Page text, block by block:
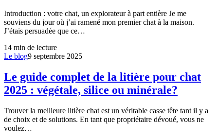
Introduction : votre chat, un explorateur à part entière Je me
souviens du jour où j’ai ramené mon premier chat à la maison.
J’étais persuadée que ce…
14 min de lecture
Le blog9 septembre 2025
Le guide complet de la litière pour chat
2025 : végétale, silice ou minérale?
Trouver la meilleure litière chat est un véritable casse tête tant il y a
de choix et de solutions. En tant que propriétaire dévoué, vous ne
voulez…